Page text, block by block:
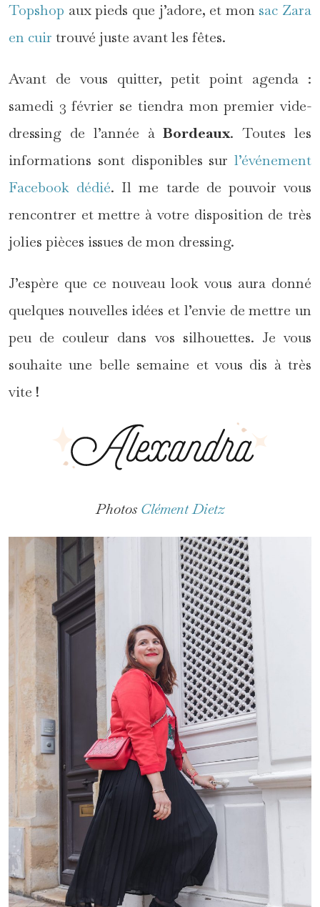
Topshop aux pieds que j’adore, et mon sac Zara
en cuir trouvé juste avant les fêtes.
Avant de vous quitter, petit point agenda :
samedi 3 février se tiendra mon premier vide-
dressing de l’année àBordeaux. Toutes les
informations sont disponibles sur l’événement
Facebook dédié. Il me tarde de pouvoir vous
rencontrer et mettre à votre disposition de très
jolies pièces issues de mon dressing.
J’espère que ce nouveau look vous aura donné
quelques nouvelles idées et l’envie de mettre un
peu de couleur dans vos silhouettes. Je vous
souhaite une belle semaine et vous dis à très
vite !
PhotosClément Dietz